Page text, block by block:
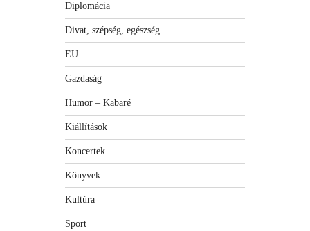
Diplomácia
Divat, szépség, egészség
EU
Gazdaság
Humor – Kabaré
Kiállítások
Koncertek
Könyvek
Kultúra
Sport